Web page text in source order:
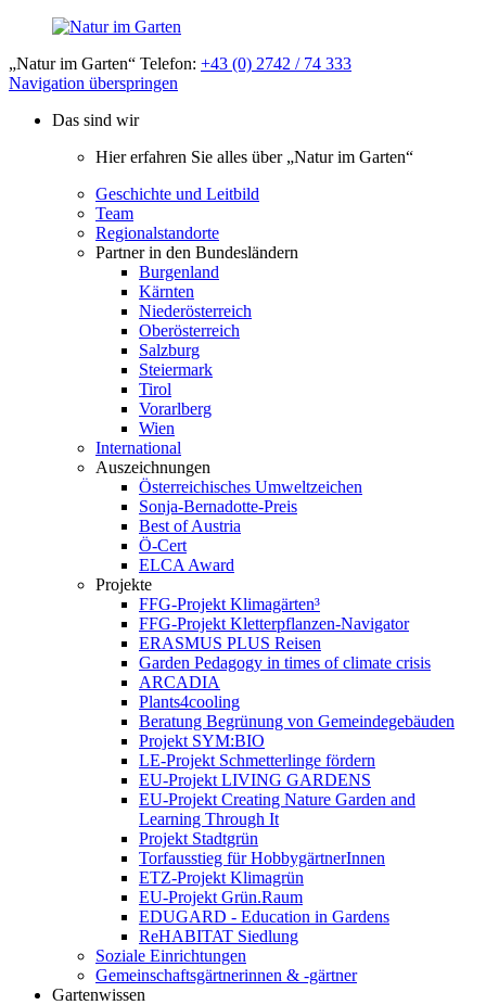
„Natur im Garten“ Telefon: +43 (0) 2742 / 74 333
Navigation überspringen
Das sind wir
Hier erfahren Sie alles über „Natur im Garten“
Geschichte und Leitbild
Team
Regionalstandorte
Partner in den Bundesländern
Burgenland
Kärnten
Niederösterreich
Oberösterreich
Salzburg
Steiermark
Tirol
Vorarlberg
Wien
International
Auszeichnungen
Österreichisches Umweltzeichen
Sonja-Bernadotte-Preis
Best of Austria
Ö-Cert
ELCA Award
Projekte
FFG-Projekt Klimagärten³
FFG-Projekt Kletterpflanzen-Navigator
ERASMUS PLUS Reisen
Garden Pedagogy in times of climate crisis
ARCADIA
Plants4cooling
Beratung Begrünung von Gemeindegebäuden
Projekt SYM:BIO
LE-Projekt Schmetterlinge fördern
EU-Projekt LIVING GARDENS
EU-Projekt Creating Nature Garden and
Learning Through It
Projekt Stadtgrün
Torfausstieg für HobbygärtnerInnen
ETZ-Projekt Klimagrün
EU-Projekt Grün.Raum
EDUGARD - Education in Gardens
ReHABITAT Siedlung
Soziale Einrichtungen
Gemeinschaftsgärtnerinnen & -gärtner
Gartenwissen